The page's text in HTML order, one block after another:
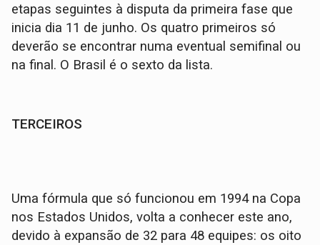
etapas seguintes à disputa da primeira fase que
inicia dia 11 de junho. Os quatro primeiros só
deverão se encontrar numa eventual semifinal ou
na final. O Brasil é o sexto da lista.
TERCEIROS
Uma fórmula que só funcionou em 1994 na Copa
nos Estados Unidos, volta a conhecer este ano,
devido à expansão de 32 para 48 equipes: os oito